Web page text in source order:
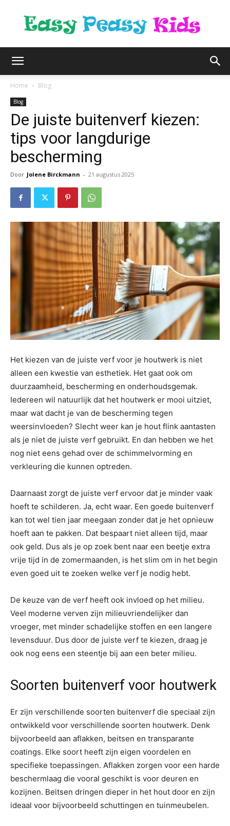
Home
Blog
Blog
De juiste buitenverf kiezen:
tips voor langdurige
bescherming
Door Jolene Birckmann - 21 augustus 2025
Het kiezen van de juiste verf voor je houtwerk is niet
alleen een kwestie van esthetiek. Het gaat ook om
duurzaamheid, bescherming en onderhoudsgemak.
Iedereen wil natuurlijk dat het houtwerk er mooi uitziet,
maar wat dacht je van de bescherming tegen
weersinvloeden? Slecht weer kan je hout flink aantasten
als je niet de juiste verf gebruikt. En dan hebben we het
nog niet eens gehad over de schimmelvorming en
verkleuring die kunnen optreden.
Daarnaast zorgt de juiste verf ervoor dat je minder vaak
hoeft te schilderen. Ja, echt waar. Een goede buitenverf
kan tot wel tien jaar meegaan zonder dat je het opnieuw
hoeft aan te pakken. Dat bespaart niet alleen tijd, maar
ook geld. Dus als je op zoek bent naar een beetje extra
vrije tijd in de zomermaanden, is het slim om in het begin
even goed uit te zoeken welke verf je nodig hebt.
De keuze van de verf heeft ook invloed op het milieu.
Veel moderne verven zijn milieuvriendelijker dan
vroeger, met minder schadelijke stoffen en een langere
levensduur. Dus door de juiste verf te kiezen, draag je
ook nog eens een steentje bij aan een beter milieu.
Soorten buitenverf voor houtwerk
Er zijn verschillende soorten buitenverf die speciaal zijn
ontwikkeld voor verschillende soorten houtwerk. Denk
bijvoorbeeld aan aflakken, beitsen en transparante
coatings. Elke soort heeft zijn eigen voordelen en
specifieke toepassingen. Aflakken zorgen voor een harde
beschermlaag die vooral geschikt is voor deuren en
kozijnen. Beitsen dringen dieper in het hout door en zijn
ideaal voor bijvoorbeeld schuttingen en tuinmeubelen.